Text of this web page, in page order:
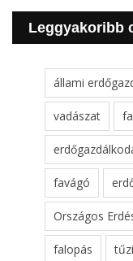
Leggyakoribb
állami
vadászat
favágó
Országos
falopás